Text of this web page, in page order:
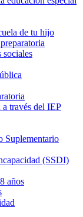
de tu hijo
sociales
a través del IEP
Suplementario
(SSDI)
años